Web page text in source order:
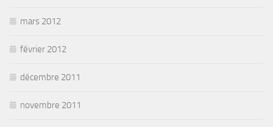
mars 2012
février 2012
décembre 2011
novembre 2011